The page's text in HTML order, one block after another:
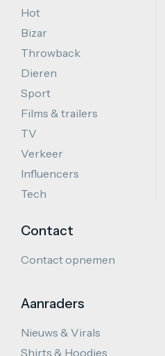
Hot
Bizar
Throwback
Dieren
Sport
Films & trailers
TV
Verkeer
Influencers
Tech
Contact
Contact opnemen
Aanraders
Nieuws & Virals
Shirts & Hoodies